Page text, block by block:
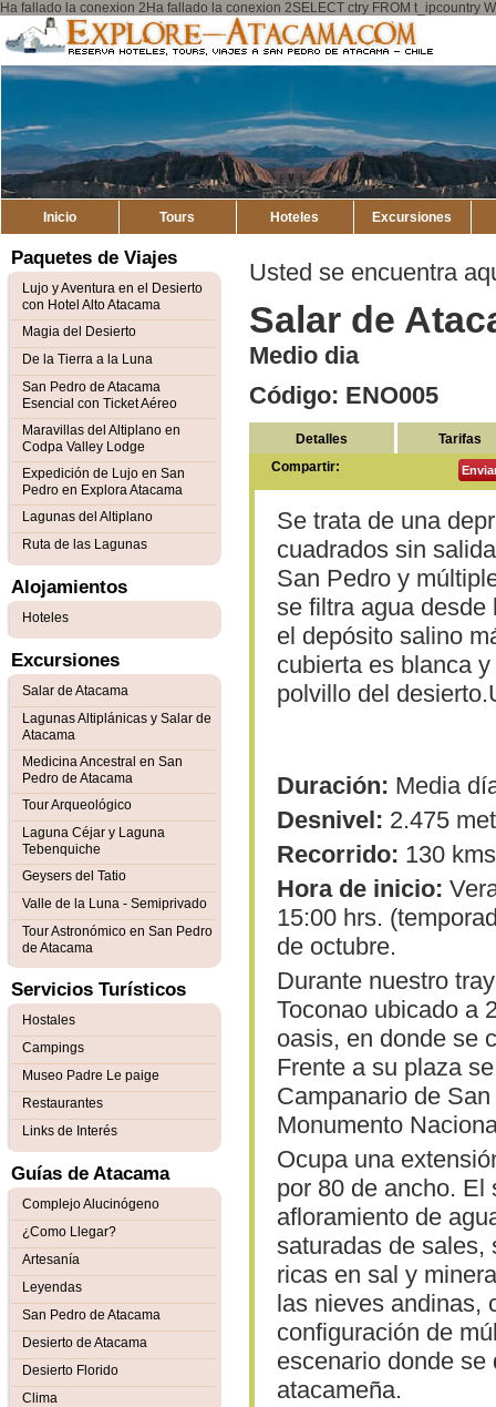
Ha fallado la conexion 2Ha fallado la conexion 2SELECT ctry FROM t_ipcountry
Mapa del Sitio
Inicio Tours Hoteles Excursiones
Usted se encuentra
Salar de
Medio dia
Código: ENO005
Detalles
Tarifas
Compartir:
Se trata de una
cuadrados sin
San Pedro y
se filtra agua
el depósito salino
cubierta es blanca
polvillo del
Duración: Media
Desnivel: 2.475
Recorrido: 130
Hora de inicio:
15:00 hrs.
de octubre.
Durante nuestro
Toconao ubicado a
oasis, en donde se
Frente a su plaza
Campanario de
Monumento
Ocupa una
por 80 de ancho. El
afloramiento de
saturadas de sales,
ricas en sal y
las nieves andinas,
configuración de
escenario donde
atacameña.
Paquetes de Viajes
Lujo y Aventura en el Desierto
con Hotel Alto Atacama
Magia del Desierto
De la Tierra a la Luna
San Pedro de Atacama
Esencial con Ticket Aéreo
Maravillas del Altiplano en
Codpa Valley Lodge
Expedición de Lujo en San
Pedro en Explora Atacama
Lagunas del Altiplano
Ruta de las Lagunas
Alojamientos
Hoteles
Excursiones
Salar de Atacama
Lagunas Altiplánicas y Salar de
Atacama
Medicina Ancestral en San
Pedro de Atacama
Tour Arqueológico
Laguna Céjar y Laguna
Tebenquiche
Geysers del Tatio
Valle de la Luna - Semiprivado
Tour Astronómico en San Pedro
de Atacama
Servicios Turísticos
Hostales
Campings
Museo Padre Le paige
Restaurantes
Links de Interés
Guías de Atacama
Complejo Alucinógeno
¿Como Llegar?
Artesanía
Leyendas
San Pedro de Atacama
Desierto de Atacama
Desierto Florido
Clima